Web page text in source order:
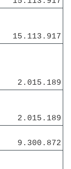
15.113.917
2.015.189
2.015.189
9.300.872